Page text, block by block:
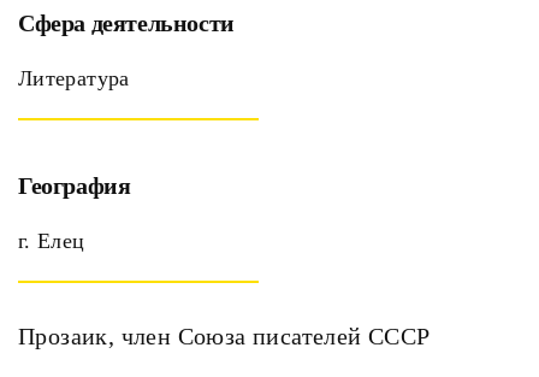
Прозаик, член Союза писателей СССР
Сфера деятельности
Литература
География
г. Елец